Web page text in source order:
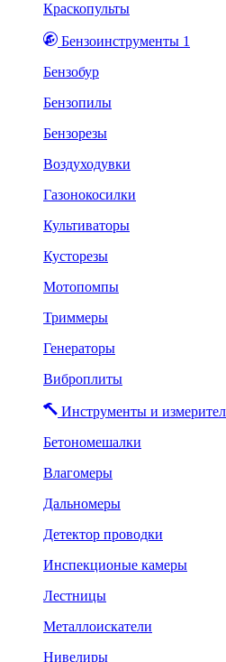
Краскопульты
Бензоинструменты 1
Бензобур
Бензопилы
Бензорезы
Воздуходувки
Газонокосилки
Культиваторы
Кусторезы
Мотопомпы
Триммеры
Генераторы
Виброплиты
Инструменты и
Бетономешалки
Влагомеры
Дальномеры
Детектор проводки
Инспекционые камеры
Лестницы
Металлоискатели
Нивелиры